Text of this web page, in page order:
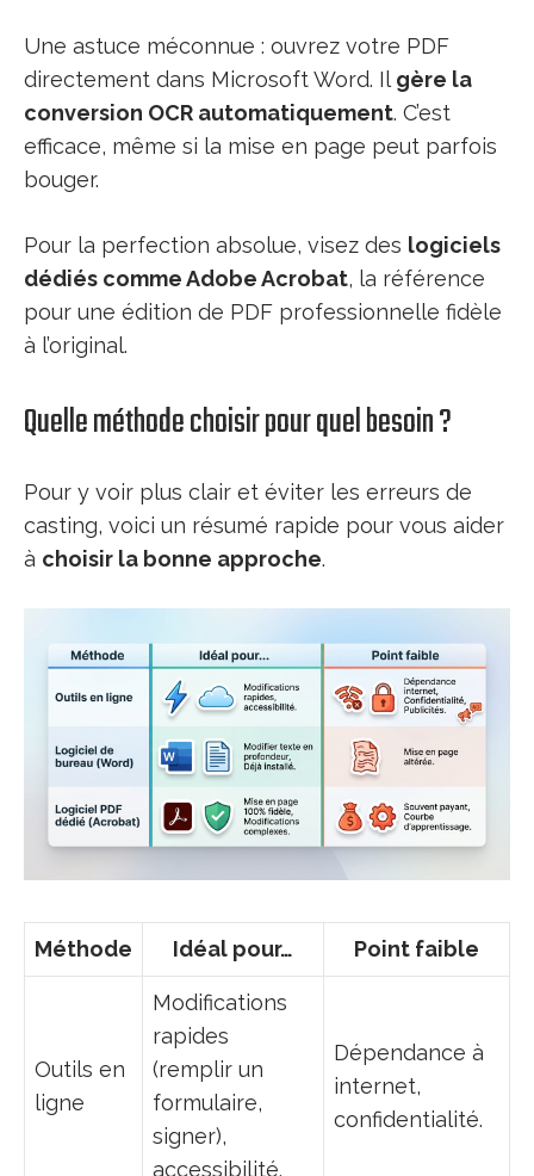
Une astuce méconnue : ouvrez votre PDF
directement dans Microsoft Word. Il gère la
conversion OCR automatiquement. C’est
efficace, même si la mise en page peut parfois
bouger.
Pour la perfection absolue, visez des logiciels
dédiés comme Adobe Acrobat, la référence
pour une édition de PDF professionnelle fidèle
à l’original.
Quelle méthode choisir pour quel besoin ?
Pour y voir plus clair et éviter les erreurs de
casting, voici un résumé rapide pour vous aider
à choisir la bonne approche.
Méthode Idéal pour… Point faible
Outils en
ligne
Modifications
rapides
(remplir un
formulaire,
signer),
accessibilité.
Dépendance à
internet,
confidentialité.